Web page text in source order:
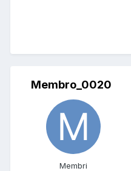
Membro_0020
Membri